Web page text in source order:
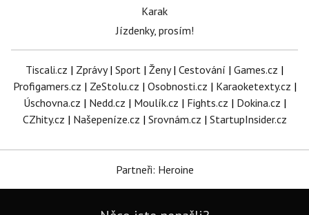
Karak
Jízdenky, prosím!
Tiscali.cz | Zprávy| Sport | Ženy| Cestování | Games.cz |
Profigamers.cz | ZeStolu.cz | Osobnosti.cz | Karaoketexty.cz |
Úschovna.cz | Nedd.cz | Moulík.cz | Fights.cz | Dokina.cz |
CZhity.cz | Našepeníze.cz | Srovnám.cz | StartupInsider.cz
Partneři: Heroine